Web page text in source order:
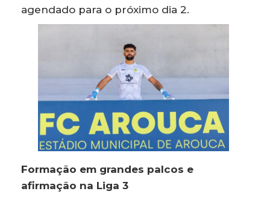
agendado para o próximo dia 2.
Formação em grandes palcos e
afirmação na Liga 3